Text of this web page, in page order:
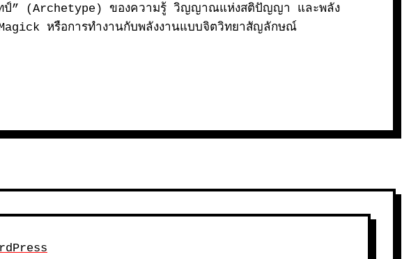
ป์” (Archetype) ของความรู้ วิญญาณแห่งสติปัญญา และพลัง
หรือการทำงานกับพลังงานแบบจิตวิทยาสัญลักษณ์